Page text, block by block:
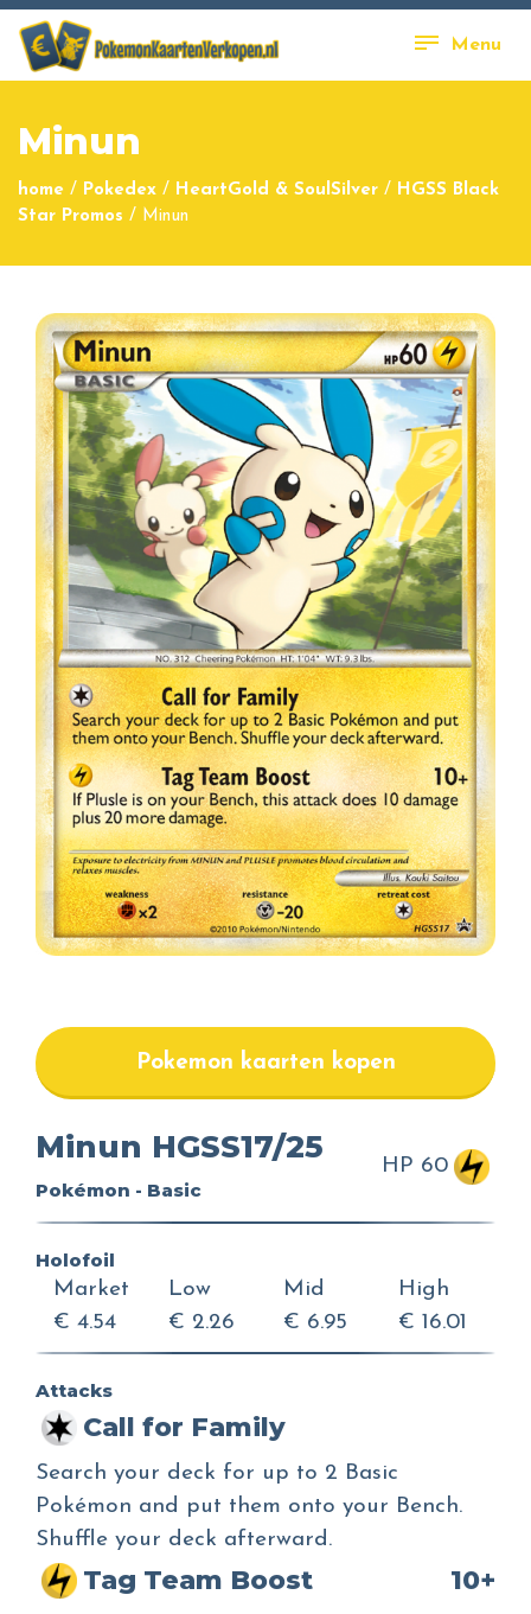
Menu
Minun
home / Pokedex / HeartGold & SoulSilver / HGSS Black
Star Promos / Minun
Pokemon kaarten kopen
Minun HGSS17/25
Pokémon - Basic
HP 60
Holofoil
Market
€ 4.54
Low
€ 2.26
Mid
€ 6.95
High
€ 16.01
Attacks
Call for Family
Search your deck for up to 2 Basic
Pokémon and put them onto your Bench.
Shuffle your deck afterward.
Tag Team Boost 10+